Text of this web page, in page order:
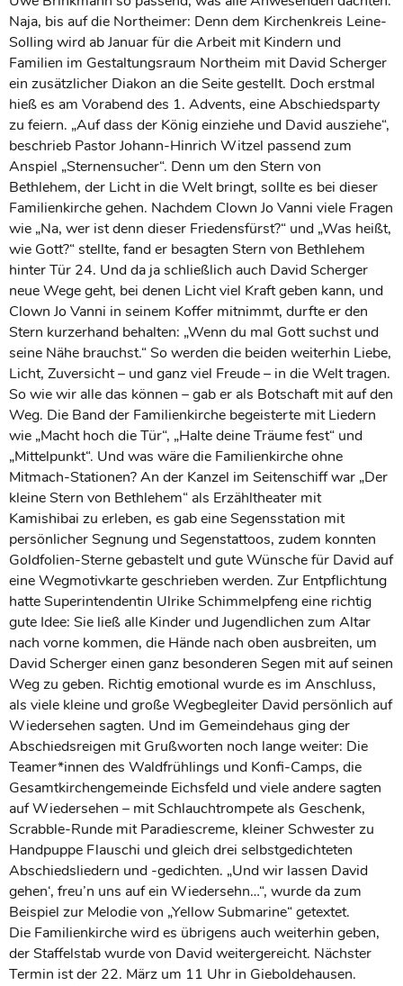
Naja, bis auf die Northeimer: Denn dem Kirchenkreis Leine-
Solling wird ab Januar für die Arbeit mit Kindern und
Familien im Gestaltungsraum Northeim mit David Scherger
ein zusätzlicher Diakon an die Seite gestellt. Doch erstmal
hieß es am Vorabend des 1. Advents, eine Abschiedsparty
zu feiern. „Auf dass der König einziehe und David ausziehe“,
beschrieb Pastor Johann-Hinrich Witzel passend zum
Anspiel „Sternensucher“. Denn um den Stern von
Bethlehem, der Licht in die Welt bringt, sollte es bei dieser
Familienkirche gehen. Nachdem Clown Jo Vanni viele Fragen
wie „Na, wer ist denn dieser Friedensfürst?“ und „Was heißt,
wie Gott?“ stellte, fand er besagten Stern von Bethlehem
hinter Tür 24. Und da ja schließlich auch David Scherger
neue Wege geht, bei denen Licht viel Kraft geben kann, und
Clown Jo Vanni in seinem Koffer mitnimmt, durfte er den
Stern kurzerhand behalten: „Wenn du mal Gott suchst und
seine Nähe brauchst.“ So werden die beiden weiterhin Liebe,
Licht, Zuversicht – und ganz viel Freude – in die Welt tragen.
So wie wir alle das können – gab er als Botschaft mit auf den
Weg. Die Band der Familienkirche begeisterte mit Liedern
wie „Macht hoch die Tür“, „Halte deine Träume fest“ und
„Mittelpunkt“. Und was wäre die Familienkirche ohne
Mitmach-Stationen? An der Kanzel im Seitenschiff war „Der
kleine Stern von Bethlehem“ als Erzähltheater mit
Kamishibai zu erleben, es gab eine Segensstation mit
persönlicher Segnung und Segenstattoos, zudem konnten
Goldfolien-Sterne gebastelt und gute Wünsche für David auf
eine Wegmotivkarte geschrieben werden. Zur Entpflichtung
hatte Superintendentin Ulrike Schimmelpfeng eine richtig
gute Idee: Sie ließ alle Kinder und Jugendlichen zum Altar
nach vorne kommen, die Hände nach oben ausbreiten, um
David Scherger einen ganz besonderen Segen mit auf seinen
Weg zu geben. Richtig emotional wurde es im Anschluss,
als viele kleine und große Wegbegleiter David persönlich auf
Wiedersehen sagten. Und im Gemeindehaus ging der
Abschiedsreigen mit Grußworten noch lange weiter: Die
Teamer*innen des Waldfrühlings und Konfi-Camps, die
Gesamtkirchengemeinde Eichsfeld und viele andere sagten
auf Wiedersehen – mit Schlauchtrompete als Geschenk,
Scrabble-Runde mit Paradiescreme, kleiner Schwester zu
Handpuppe Flauschi und gleich drei selbstgedichteten
Abschiedsliedern und -gedichten. „Und wir lassen David
gehen‘, freu’n uns auf ein Wiedersehn…“, wurde da zum
Beispiel zur Melodie von „Yellow Submarine“ getextet.
Die Familienkirche wird es übrigens auch weiterhin geben,
der Staffelstab wurde von David weitergereicht. Nächster
Termin ist der 22. März um 11 Uhr in Gieboldehausen.